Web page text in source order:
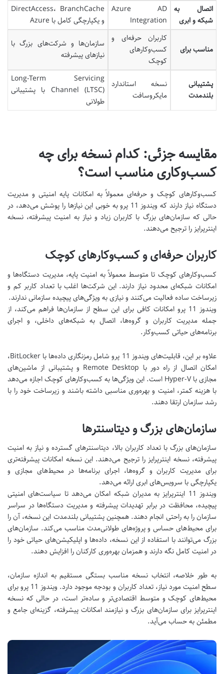
اتصال به
شبکه و ابری
Azure AD
Integration
DirectAccess، BranchCache
و یکپارچگی کامل با
مناسب برای
کاربران حرفه‌ای و
کسب‌وکارهای
کوچک
سازمان‌ها و شرکت‌های بزرگ با
نیازهای پیشرفته
پشتیبانی
بلندمدت
نسخه استاندارد
مایکروسافت
Long-Term Servicing
Channel (LTSC) با پشتیبانی
طولانی
مقایسه جزئی: کدام نسخه برای چه
کسب‌وکاری مناسب است؟
کسب‌وکارهای کوچک و حرفه‌ای معمولاً به امکانات پایه امنیتی و مدیریت
دستگاه نیاز دارند که ویندوز 11 پرو به خوبی این نیازها را پوشش می‌دهد، در
حالی که سازمان‌های بزرگ با کاربران زیاد و نیاز به امنیت پیشرفته، نسخه
اینترپرایز را ترجیح می‌دهند.
کاربران حرفه‌ای و کسب‌وکارهای کوچک
کسب‌وکارهای کوچک تا متوسط معمولاً به امنیت پایه، مدیریت دستگاه‌ها و
امکانات شبکه‌ای محدود نیاز دارند. این شرکت‌ها اغلب با تعداد کاربر کم و
زیرساخت ساده فعالیت می‌کنند و نیازی به ویژگی‌های پیچیده سازمانی ندارند.
ویندوز 11 پرو امکانات کافی برای این سطح از سازمان‌ها فراهم می‌کند، از
جمله مدیریت کاربران و گروه‌ها، اتصال به شبکه‌های داخلی، و اجرای
برنامه‌های حیاتی کسب‌وکار.
علاوه بر این، قابلیت‌های ویندوز 11 پرو شامل رمزنگاری داده‌ها با BitLocker،
امکان اتصال از راه دور با Remote Desktop و پشتیبانی از ماشین‌های
مجازی با Hyper-V است. این ویژگی‌ها به کسب‌وکارهای کوچک اجازه می‌دهد
با هزینه کمتر، امنیت و بهره‌وری مناسبی داشته باشند و زیرساخت خود را با
رشد سازمان ارتقا دهند.
سازمان‌های بزرگ و دیتاسنترها
سازمان‌های بزرگ با تعداد کاربران بالا، دیتاسنترهای گسترده و نیاز به امنیت
پیشرفته، نسخه اینترپرایز را ترجیح می‌دهند. این نسخه امکانات پیشرفته‌تری
برای مدیریت کاربران و گروه‌ها، اجرای برنامه‌ها در محیط‌های مجازی و
یکپارچگی با سرویس‌های ابری ارائه می‌دهد.
ویندوز 11 اینترپرایز به مدیران شبکه امکان می‌دهد تا سیاست‌های امنیتی
پیچیده، محافظت در برابر تهدیدات پیشرفته و مدیریت دستگاه‌ها در سراسر
سازمان را به راحتی انجام دهند. همچنین پشتیبانی بلندمدت این نسخه، آن را
برای محیط‌های حساس و پروژه‌های طولانی‌مدت مناسب می‌کند. سازمان‌های
بزرگ می‌توانند با استفاده از این نسخه، داده‌ها و اپلیکیشن‌های حیاتی خود را
در امنیت کامل نگه دارند و همزمان بهره‌وری کارکنان را افزایش دهند.
به طور خلاصه، انتخاب نسخه مناسب بستگی مستقیم به اندازه سازمان،
سطح امنیت مورد نیاز، تعداد کاربران و بودجه موجود دارد. ویندوز 11 پرو برای
محیط‌های کوچک و متوسط اقتصادی‌تر و ساده‌تر است، در حالی که نسخه
اینترپرایز برای سازمان‌های بزرگ و نیازمند امکانات پیشرفته، گزینه‌ای جامع و
مطمئن به حساب می‌آید.